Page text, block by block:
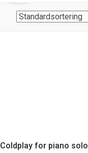
Coldplay for piano solo